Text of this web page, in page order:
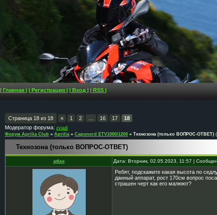
| Главная | | Регистрация | | Вход | | RSS |
Страница 18 из 18 « 1 2 16 17
18
Модератор форума: zviadi
Форум Aprilia Club » Aprilia » Caponord ETV1000/1200 » Технозона (только ВОПРОС-ОТВЕТ)
Технозона (только ВОПРОС-ОТВЕТ)
atlax Дата: Вторник, 02.05.2023, 11:57 |
Ребят, подскажите какая высота по
данный аппарат, рост 170см вопрос
страшен черт как его малюют?